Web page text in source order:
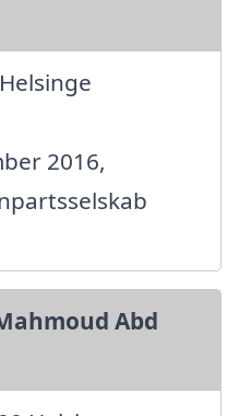
2016,
Abd